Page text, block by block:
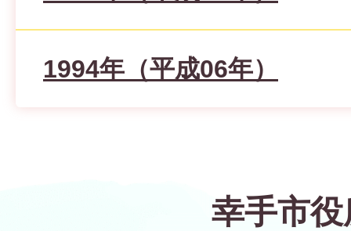
1994年（平成06年）
幸手市役